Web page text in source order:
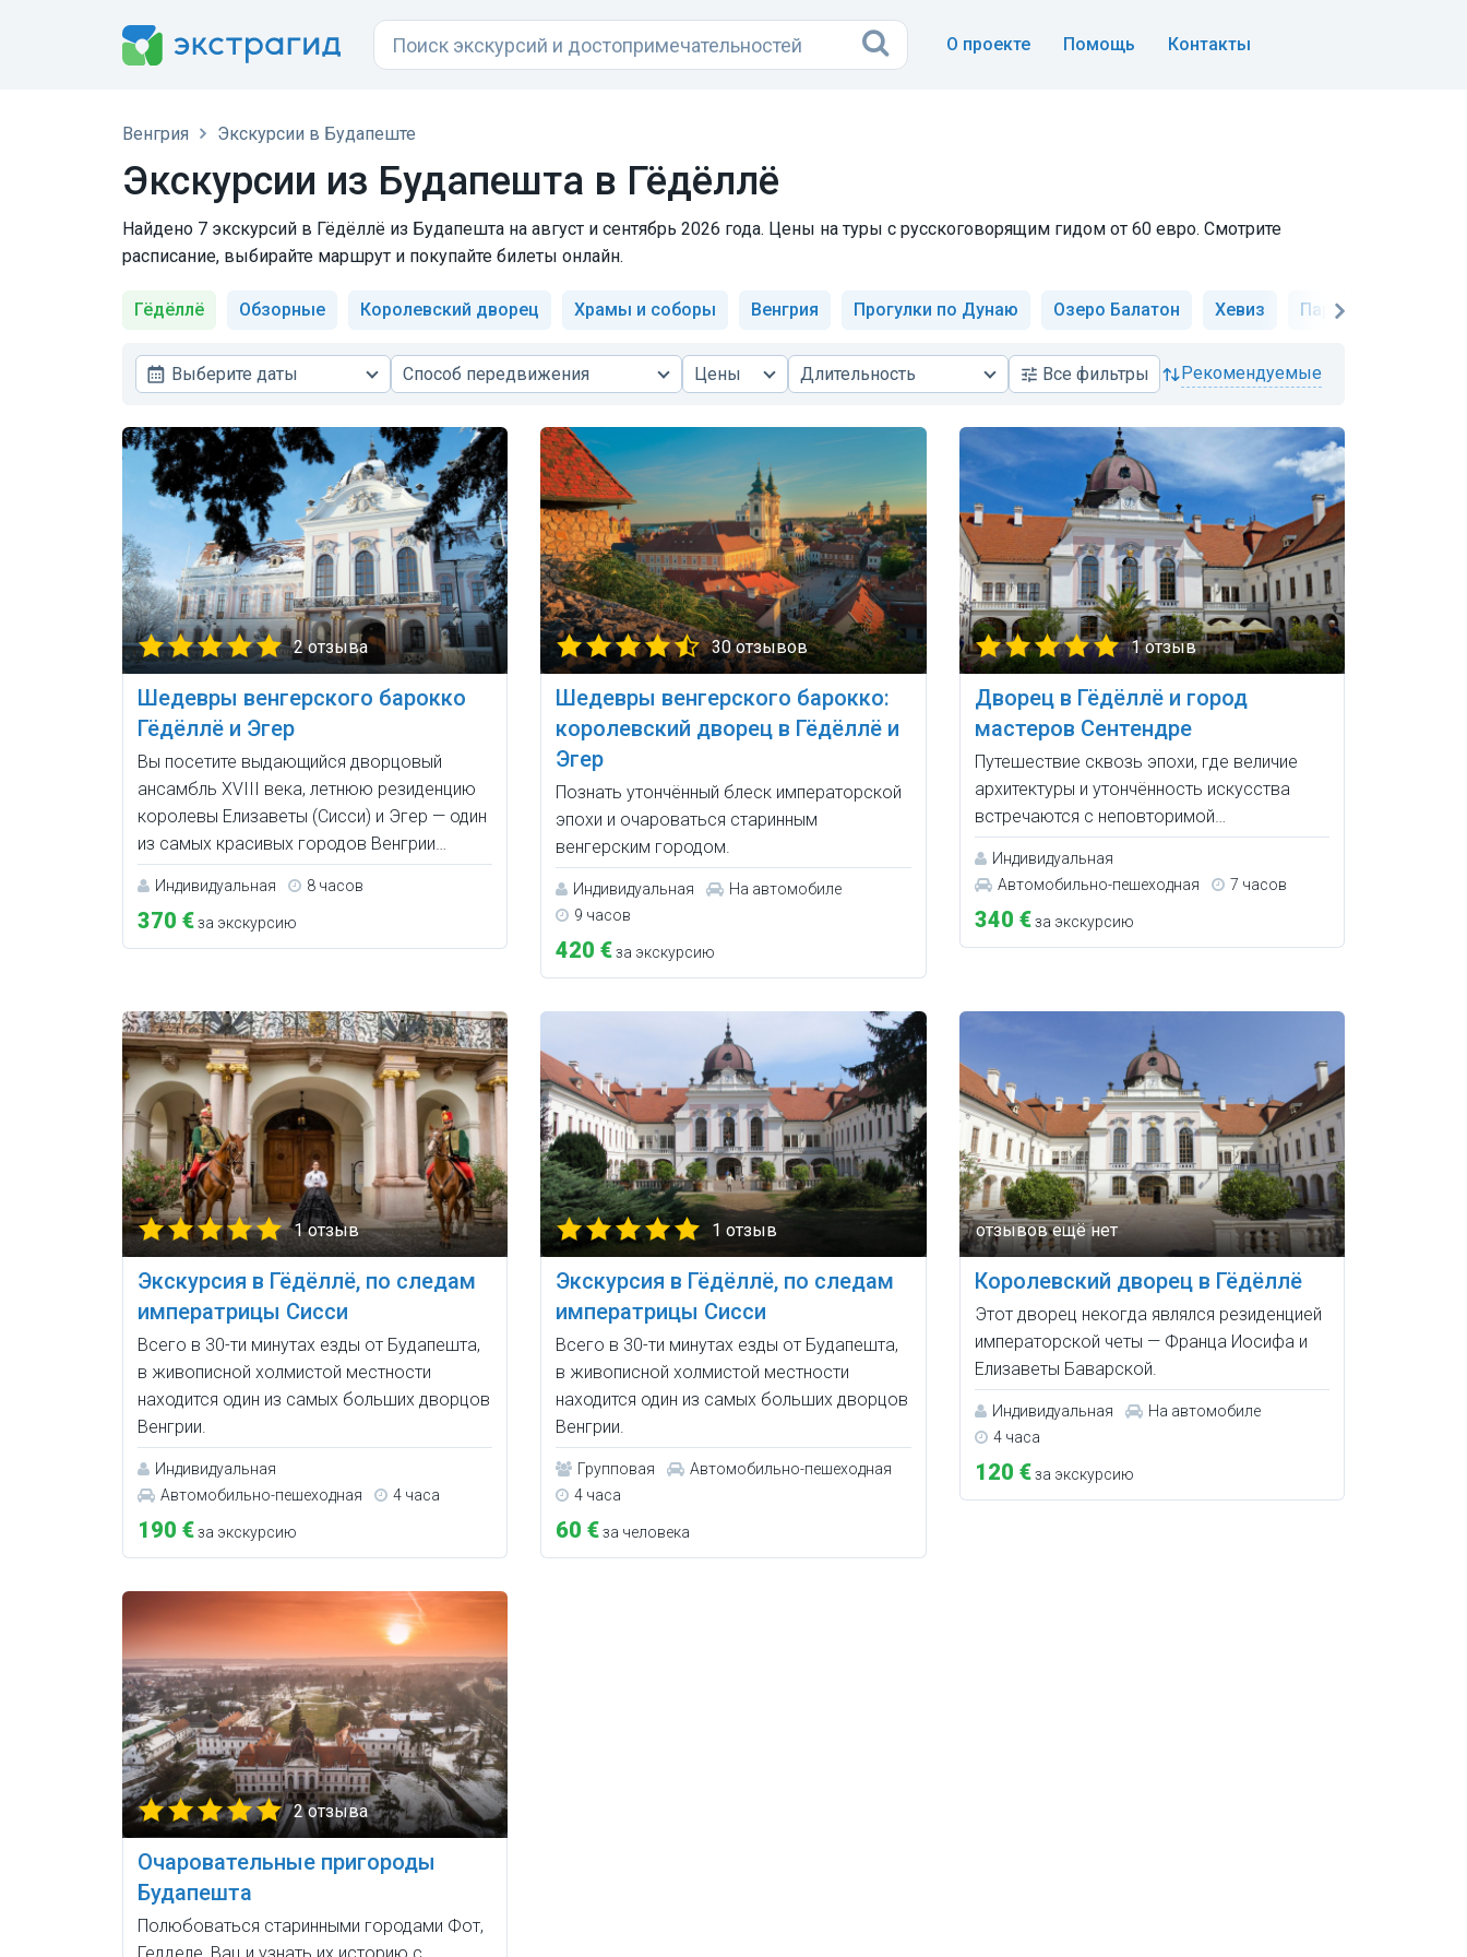
О проекте Помощь Контакты
Венгрия Экскурсии в Будапеште
Экскурсии из Будапешта в Гёдёллё
Найдено 7 экскурсий в Гёдёллё из Будапешта на август и сентябрь 2026 года. Цены на туры с русскоговорящим гидом от 60 евро. Смотрите
расписание, выбирайте маршрут и покупайте билеты онлайн.
Гёдёллё Обзорные Королевский дворец Храмы и соборы Венгрия Прогулки по Дунаю Озеро Балатон Хевиз Парламент
Выберите даты Способ передвижения Цены Длительность Все фильтры рекомендуемые
2 отзыва
Шедевры венгерского барокко
Гёдёллё и Эгер
Вы посетите выдающийся дворцовый
ансамбль XVIII века, летнюю резиденцию
королевы Елизаветы (Сисси) и Эгер — один
из самых красивых городов Венгрии…
Индивидуальная 8 часов
370 €за экскурсию
30 отзывов
Шедевры венгерского барокко:
королевский дворец в Гёдёллё и
Эгер
Познать утончённый блеск императорской
эпохи и очароваться старинным
венгерским городом.
Индивидуальная
На автомобиле
9 часов
420 €за экскурсию
1 отзыв
Дворец в Гёдёллё и город
мастеров Сентендре
Путешествие сквозь эпохи, где величие
архитектуры и утончённость искусства
встречаются с неповторимой…
Индивидуальная
Автомобильно-пешеходная
7 часов
340 €за экскурсию
1 отзыв
Экскурсия в Гёдёллё, по следам
императрицы Сисси
Всего в 30-ти минутах езды от Будапешта,
в живописной холмистой местности
находится один из самых больших дворцов
Венгрии.
Индивидуальная
Автомобильно-пешеходная
4 часа
190 €за экскурсию
1 отзыв
Экскурсия в Гёдёллё, по следам
императрицы Сисси
Всего в 30-ти минутах езды от Будапешта,
в живописной холмистой местности
находится один из самых больших дворцов
Венгрии.
Групповая
Автомобильно-пешеходная
4 часа
60 €за человека
Королевский дворец в Гёдёллё
Этот дворец некогда являлся резиденцией
императорской четы — Франца Иосифа и
Елизаветы Баварской.
Индивидуальная
На автомобиле
4 часа
120 €за экскурсию
2 отзыва
Очаровательные пригороды
Будапешта
Полюбоваться старинными городами Фот,